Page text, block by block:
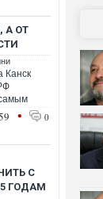
А ОТ
Канск
• 0
С
ГОДАМ